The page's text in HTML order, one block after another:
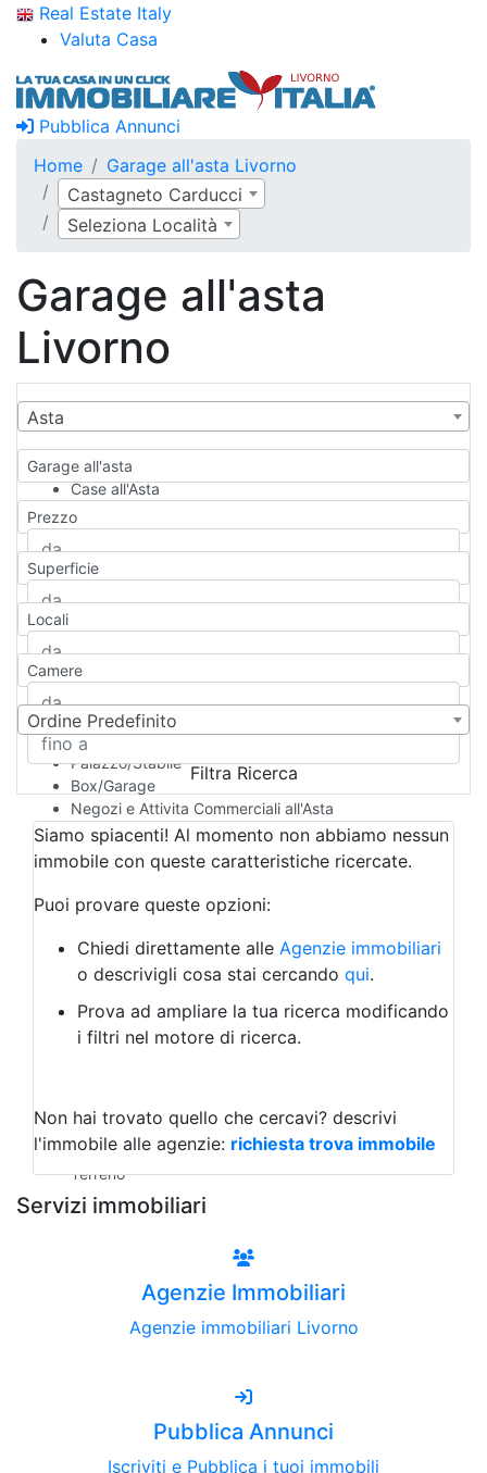
Real Estate Italy
Valuta Casa
Pubblica Annunci
Home
Garage all'asta Livorno
Castagneto Carducci
Seleziona Località
Garage all'asta
Livorno
Asta
Garage all'asta
Case all'Asta
Qualsiasi
Appartamento
Casa indipendente
Casa Semi-indipendente
Attico/Mansarda
Rustico/Casale
Camera d'Albergo
Multiproprietà
Palazzo/Stabile
Box/Garage
Negozi e Attivita Commerciali all'Asta
Qualsiasi
Attività/Licenza Commerciale
Azienda Agricola
Bar/Ristorante
Albergo
Laboratorio Artigianale
Negozio/locale commerciale
Agriturismo
Magazzini
Qualsiasi
Terreno edificabile
Terreno
Prezzo
Superficie
Locali
Camere
Ordine Predefinito
Filtra Ricerca
Siamo spiacenti! Al momento non abbiamo nessun
immobile con queste caratteristiche ricercate.
Puoi provare queste opzioni:
Chiedi direttamente alle Agenzie immobiliari
o descrivigli cosa stai cercando qui.
Prova ad ampliare la tua ricerca modificando
i filtri nel motore di ricerca.
Non hai trovato quello che cercavi? descrivi
l'immobile alle agenzie: richiesta trova immobile
Servizi immobiliari
Agenzie Immobiliari
Agenzie immobiliari Livorno
Pubblica Annunci
Iscriviti e Pubblica i tuoi immobili